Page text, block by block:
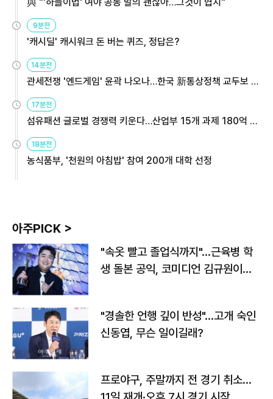
9분전
'캐시딜' 캐시워크 돈 버는 퀴즈, 정답은?
14분전
관세전쟁 '엔드게임' 윤곽 나오나…한국 新통상정책 교두보 활
17분전
섬유패션 글로벌 경쟁력 키운다…산업부 15개 과제 180억 지
18분전
농식품부, '천원의 아침밥' 참여 200개 대학 선정
아주PICK >
"속옷 빨고 졸업식까지"…근육병 학
생 돌본 공익, 코미디언 김규원이었
"경솔한 언행 깊이 반성"…고개 숙인
신동엽, 무슨 일이길래?
프로야구, 주말까지 전 경기 취소…